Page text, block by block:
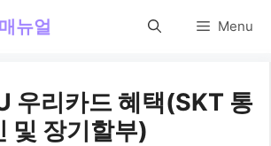
뉴얼 Menu
우리카드 혜택(SKT 통
및 장기할부)